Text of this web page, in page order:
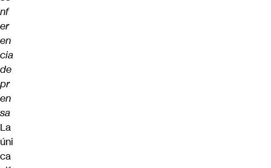
nf
er
en
cia
de
pr
en
sa
La
úni
ca